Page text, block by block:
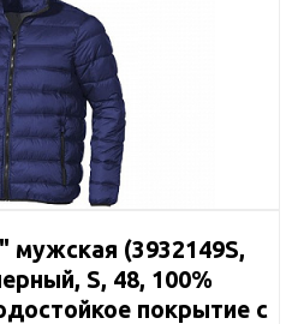
мужская (3932149S,
S, 48, 100%
покрытие с